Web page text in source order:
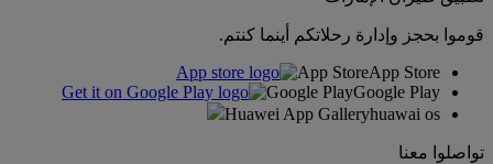
قوموا بحجز وإدارة رحلاتكم أينما كنتم.
App StoreApp Store
Google PlayGoogle Play
Huawei App Galleryhuawai os
تواصلوا معنا